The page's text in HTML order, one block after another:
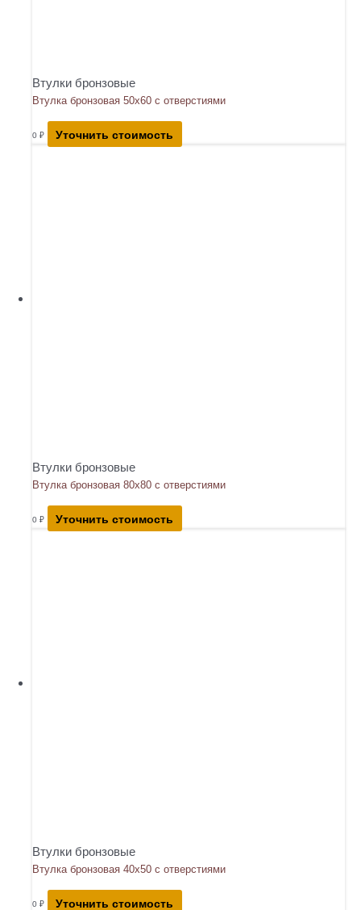
Втулки бронзовые
Втулка бронзовая 50х60 с отверстиями
0 ₽ Уточнить стоимость
Втулки бронзовые
Втулка бронзовая 80х80 с отверстиями
0 ₽ Уточнить стоимость
Втулки бронзовые
Втулка бронзовая 40х50 с отверстиями
0 ₽ Уточнить стоимость